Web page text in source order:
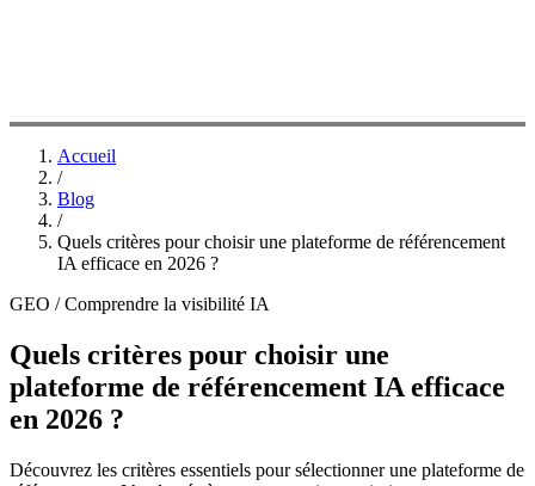
Accueil
/
Blog
/
Quels critères pour choisir une plateforme de référencement
IA efficace en 2026 ?
GEO / Comprendre la visibilité IA
Quels critères pour choisir une
plateforme de référencement IA efficace
en 2026 ?
Découvrez les critères essentiels pour sélectionner une plateforme de